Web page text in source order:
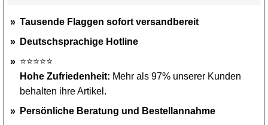
Tausende Flaggen sofort versandbereit
Deutschsprachige Hotline
⭐⭐⭐⭐⭐
Hohe Zufriedenheit: Mehr als 97% unserer Kunden
behalten ihre Artikel.
Persönliche Beratung und Bestellannahme